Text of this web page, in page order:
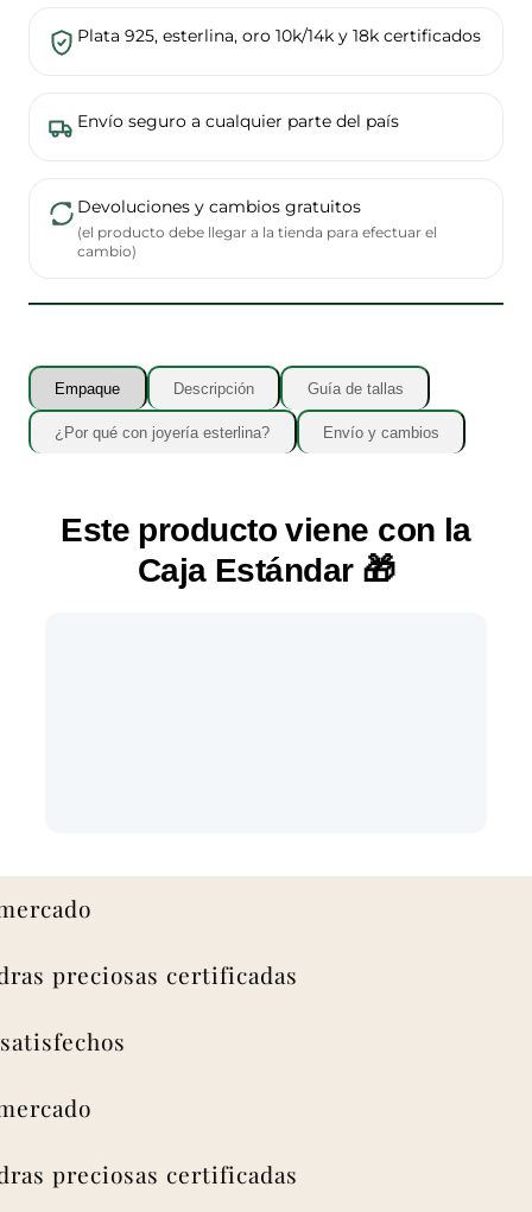
Plata 925, esterlina, oro 10k/14k y 18k certificados
Envío seguro a cualquier parte del país
Devoluciones y cambios gratuitos
(el producto debe llegar a la tienda para efectuar el
cambio)
Empaque Descripción Guía de tallas
¿Por qué con joyería esterlina? Envío y cambios
Este producto viene con la
Caja Estándar🎁
preciosas certificadas
preciosas certificadas